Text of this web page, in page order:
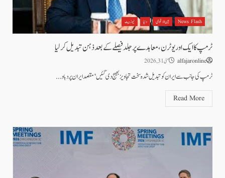
News Flash بین الاقوامی دنیا نیوز بیٹ
ٹرمپ کا ایک اور یوٹرن، معاہدے پر جلد فیصلے کے بعد ذہن تبدیل کر لیا
alfajaronline مئی 31, 2026
ٹرمپ کی جانب سے ایران کو تبدیل شدہ سخت تجاویز بھیج دی گئیں‘ مقصد ایران پر دباو...
Read More